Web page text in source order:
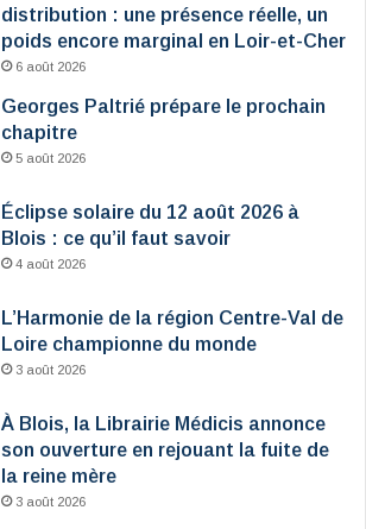
distribution : une présence réelle, un
poids encore marginal en Loir-et-Cher
6 août 2026
Georges Paltrié prépare le prochain
chapitre
5 août 2026
Éclipse solaire du 12 août 2026 à
Blois : ce qu’il faut savoir
4 août 2026
L’Harmonie de la région Centre-Val de
Loire championne du monde
3 août 2026
À Blois, la Librairie Médicis annonce
son ouverture en rejouant la fuite de
la reine mère
3 août 2026